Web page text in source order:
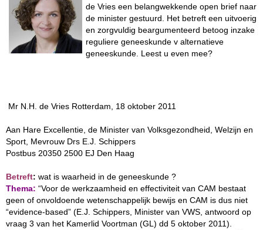
de Vries een belangwekkende open brief naar
de minister gestuurd. Het betreft een uitvoerig
en zorgvuldig beargumenteerd betoog inzake
reguliere geneeskunde v alternatieve
geneeskunde. Leest u even mee?
Mr N.H. de Vries Rotterdam, 18 oktober 2011
Aan Hare Excellentie, de Minister van Volksgezondheid, Welzijn en
Sport, Mevrouw Drs E.J. Schippers
Postbus 20350 2500 EJ Den Haag
Betreft: wat is waarheid in de geneeskunde ?
Thema: “Voor de werkzaamheid en effectiviteit van CAM bestaat
geen of onvoldoende wetenschappelijk bewijs en CAM is dus niet
“evidence-based” (E.J. Schippers, Minister van VWS, antwoord op
vraag 3 van het Kamerlid Voortman (GL) dd 5 oktober 2011).